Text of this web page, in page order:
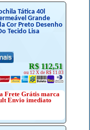
Tática 40l
Grande
Cor Preto Desenho
Tecido Lisa
R$ 112,51
ou 12 X de R$ 11.03
Frete Grátis marca
Envio imediato